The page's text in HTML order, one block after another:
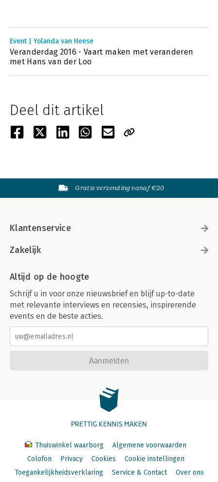
Event | Yolanda van Heese
Veranderdag 2016 - Vaart maken met veranderen
met Hans van der Loo
Deel dit artikel
Gratis verzending vanaf €20
Klantenservice
Zakelijk
Altijd op de hoogte
Schrijf u in voor onze nieuwsbrief en blijf up-to-date
met relevante interviews en recensies, inspirerende
events en de beste acties.
Aanmelden
PRETTIG KENNIS MAKEN
Thuiswinkel waarborg
Algemene voorwaarden
Colofon
Privacy Cookies
Cookie instellingen
Toegankelijkheidsverklaring
Service & Contact Over ons